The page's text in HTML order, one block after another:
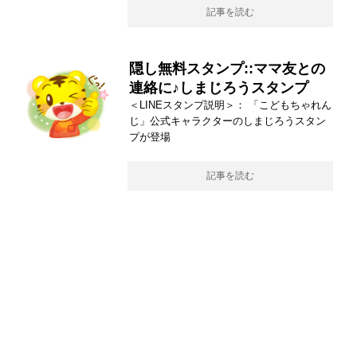
記事を読む
隠し無料スタンプ::ママ友との
連絡に♪しまじろうスタンプ
＜LINEスタンプ説明＞： 「こどもちゃれん
じ」公式キャラクターのしまじろうスタン
プが登場
記事を読む